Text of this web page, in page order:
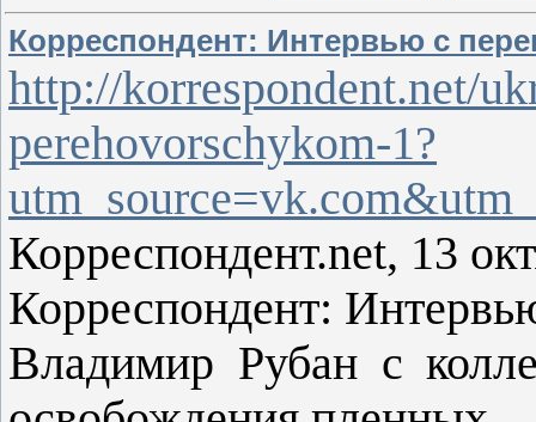
Корреспондент: Интервью с
http://korrespondent.net/
perehovorschykom-1?
Корреспондент.net, 13
Корреспондент:
Владимир Рубан с